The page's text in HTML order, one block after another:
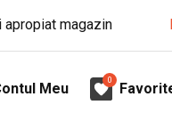
apropiat magazin
Meu
0